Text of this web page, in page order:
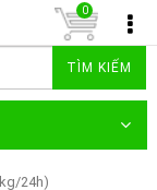
TÌM KIẾM
0
24h)